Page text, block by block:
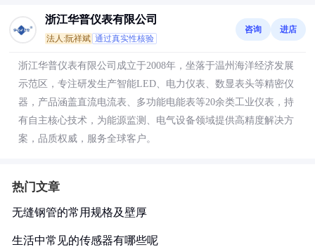
浙江华普仪表有限公司
法人:阮祥斌 通过真实性核验
咨询 进店
浙江华普仪表有限公司成立于2008年，坐落于温州海洋经济发展
示范区，专注研发生产智能LED、电力仪表、数显表头等精密仪
器，产品涵盖直流电流表、多功能电能表等20余类工业仪表，持
有自主核心技术，为能源监测、电气设备领域提供高精度解决方
案，品质权威，服务全球客户。
热门文章
无缝钢管的常用规格及壁厚
生活中常见的传感器有哪些呢